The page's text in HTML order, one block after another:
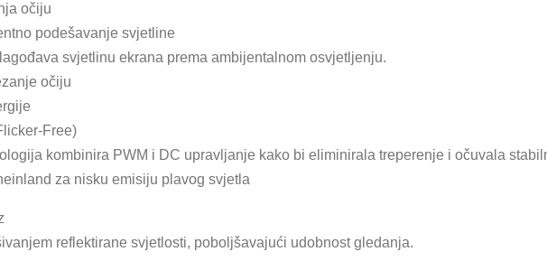
očiju
podešavanje svjetline
svjetlinu ekrana prema ambijentalnom osvjetljenju.
očiju
Free)
kombinira PWM i DC upravljanje kako bi eliminirala treperenje i očuvala
za nisku emisiju plavog svjetla
reflektirane svjetlosti, poboljšavajući udobnost gledanja.